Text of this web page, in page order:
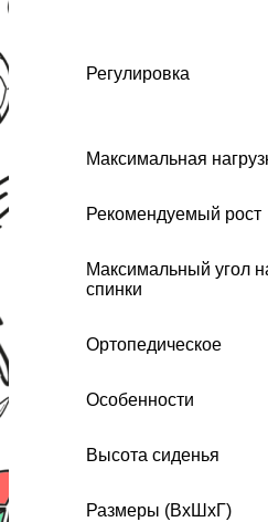
Регулировка
Максимальная
Рекомендуемый рост
Максимальный угол
спинки
Ортопедическое
Особенности
Высота сиденья
Размеры (ВxШxГ)